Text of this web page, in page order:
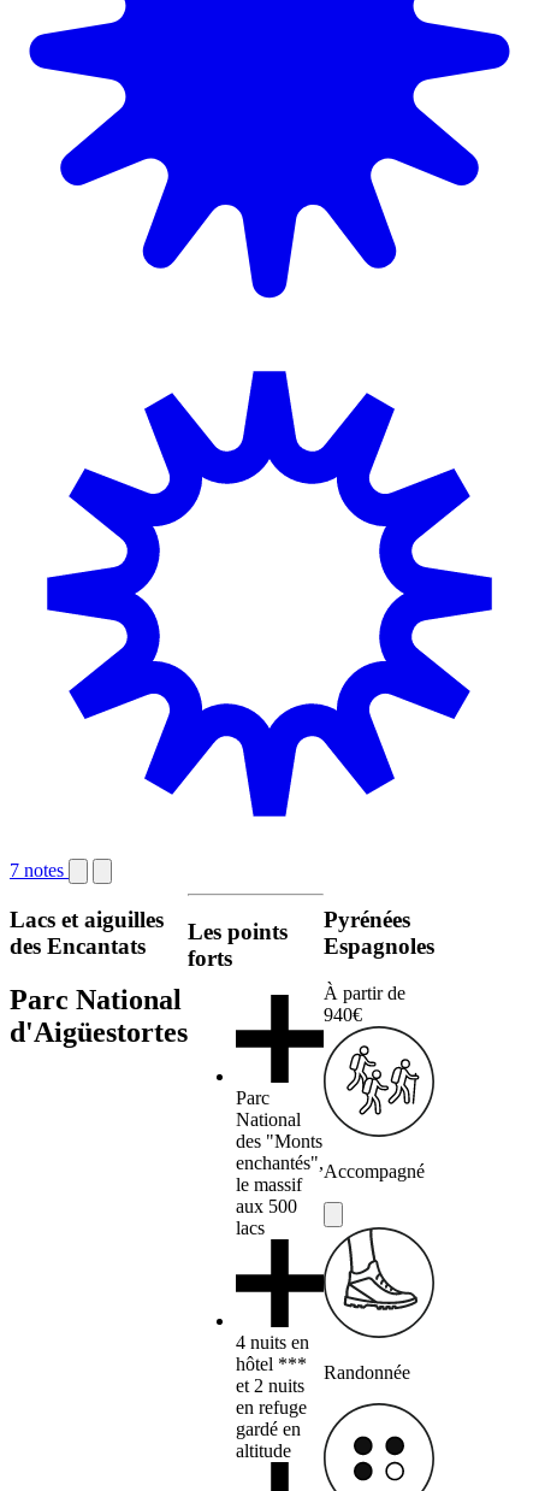
7 notes
Lacs et aiguilles
des Encantats
Parc National
d'Aigüestortes
Les points
forts
Parc
National
des "Monts
enchantés",
le massif
aux 500
lacs
4 nuits en
hôtel ***
et 2 nuits
en refuge
gardé en
altitude
Pyrénées
Espagnoles
À partir de
940€
Accompagné
Randonnée